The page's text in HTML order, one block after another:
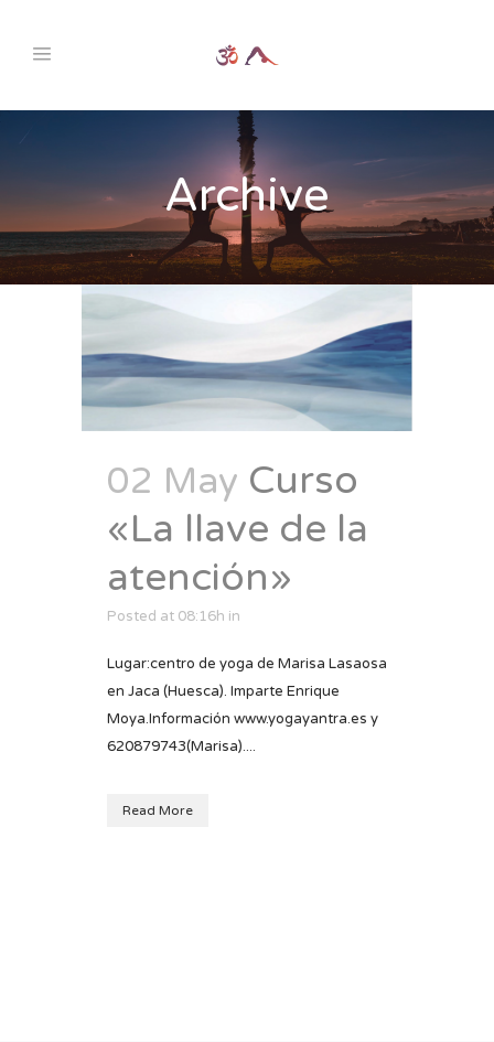
Archive
02 May Curso
«La llave de la
atención»
Posted at 08:16h in
Lugar:centro de yoga de Marisa Lasaosa
en Jaca (Huesca). Imparte Enrique
Moya.Información www.yogayantra.es y
620879743(Marisa)....
Read More